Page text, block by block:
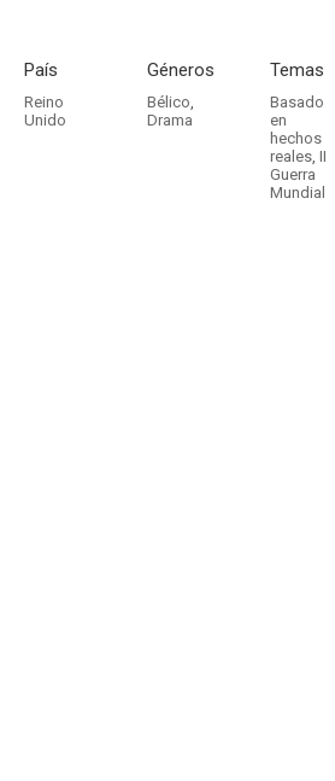
País
Reino
Unido
Géneros
Bélico,
Drama
Temas
Basado
en
hechos
reales, II
Guerra
Mundial